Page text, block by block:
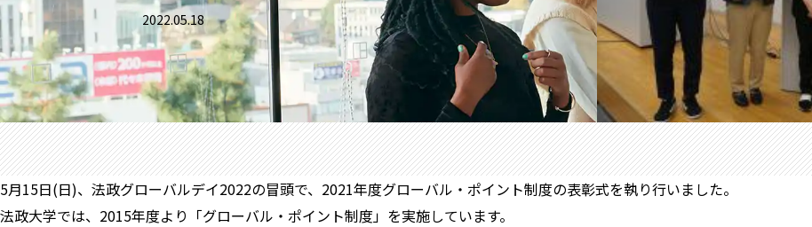
2022.05.18
5月15日(日)、法政グローバルデイ2022の冒頭で、2021年度グローバル・ポイント制度の表彰式を執り行いました。
法政大学では、2015年度より「グローバル・ポイント制度」を実施しています。